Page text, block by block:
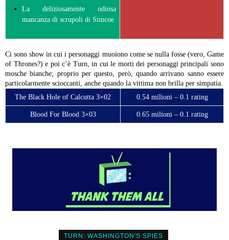
La deliziosamente odiosa
mancanza di scrupoli di Simcoe
Ci sono show in cui i personaggi muoiono come se nulla fosse (vero, Game
of Thrones?) e poi c’è Turn, in cui le morti dei personaggi principali sono
mosche bianche; proprio per questo, però, quando arrivano sanno essere
particolarmente scioccanti, anche quando la vittima non brilla per simpatia.
The Black Hole of Calcutta 3×02
0.54 milioni – 0.1 rating
Blood For Blood 3×03 0.65 milioni – 0.1 rating
TURN: WASHINGTON'S SPIES